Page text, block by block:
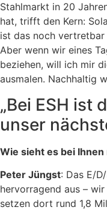
Stahlmarkt in 20
hat, trifft den Kern:
ist das noch vertretbar
Aber wenn wir eines
beziehen, will ich mir
ausmalen. Nachhaltig
„Bei ESH ist
unser
Wie sieht es bei
Peter Jüngst: Das E/
hervorragend aus –
setzen dort rund 1,8